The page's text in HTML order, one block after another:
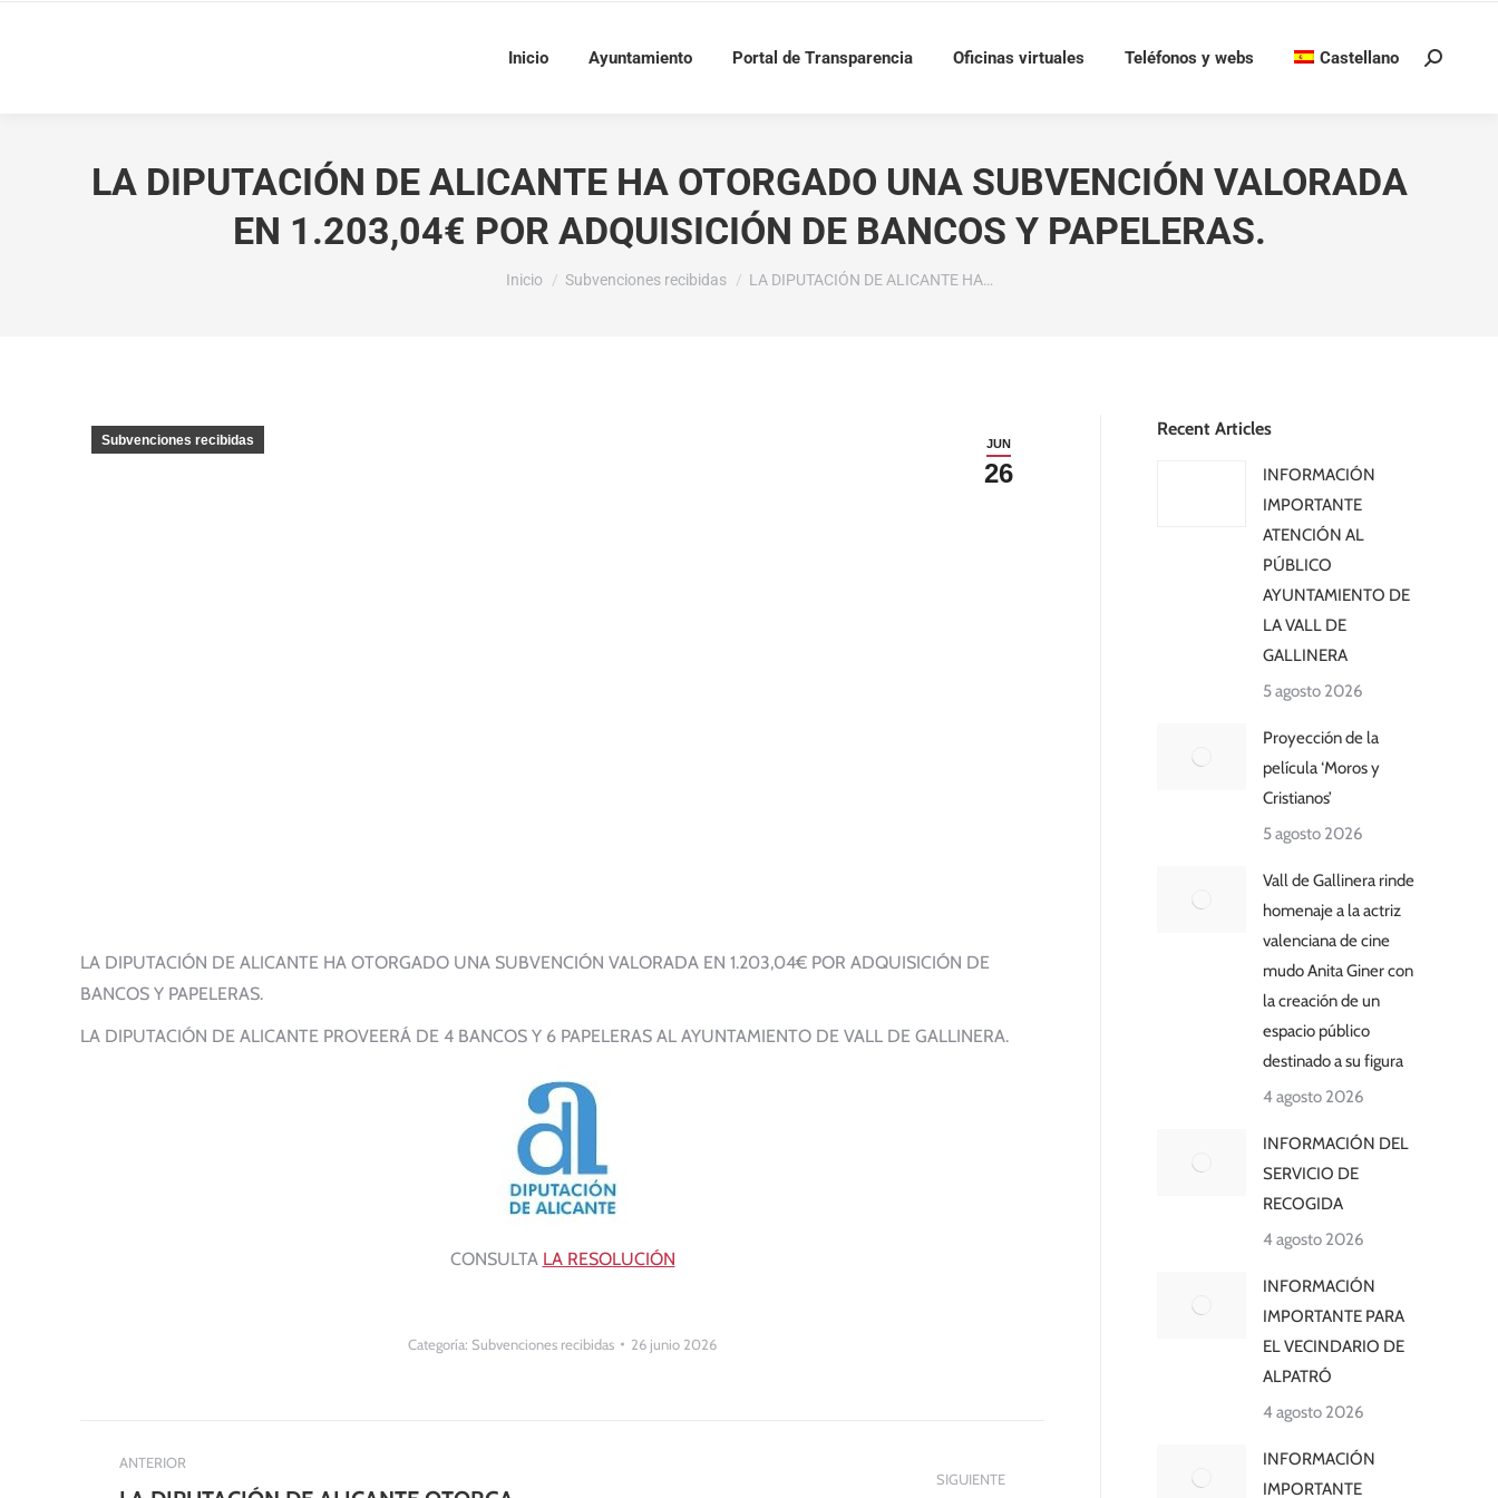
Inicio Ayuntamiento Portal de Transparencia Oficinas virtuales Teléfonos y webs Castellano Buscar:
LA DIPUTACIÓN DE ALICANTE HA OTORGADO UNA SUBVENCIÓN VALORADA
EN 1.203,04€ POR ADQUISICIÓN DE BANCOS Y PAPELERAS.
Estás aquí:
Inicio Subvenciones recibidas LA DIPUTACIÓN DE ALICANTE HA…
JUN
26
Subvenciones recibidas
LA DIPUTACIÓN DE ALICANTE HA OTORGADO UNA SUBVENCIÓN VALORADA EN 1.203,04€ POR ADQUISICIÓN DE
BANCOS Y PAPELERAS.
LA DIPUTACIÓN DE ALICANTE PROVEERÁ DE 4 BANCOS Y 6 PAPELERAS AL AYUNTAMIENTO DE VALL DE GALLINERA.
CONSULTA LA RESOLUCIÓN
Categoría: Subvenciones recibidas 26 junio 2026
ANTERIOR
SIGUIENTE
Recent Articles
INFORMACIÓN
IMPORTANTE
ATENCIÓN AL
PÚBLICO
AYUNTAMIENTO DE
LA VALL DE
GALLINERA
5 agosto 2026
Proyección de la
película ‘Moros y
Cristianos’
5 agosto 2026
Vall de Gallinera rinde
homenaje a la actriz
valenciana de cine
mudo Anita Giner con
la creación de un
espacio público
destinado a su figura
4 agosto 2026
INFORMACIÓN DEL
SERVICIO DE
RECOGIDA
4 agosto 2026
INFORMACIÓN
IMPORTANTE PARA
EL VECINDARIO DE
ALPATRÓ
4 agosto 2026
INFORMACIÓN
IMPORTANTE